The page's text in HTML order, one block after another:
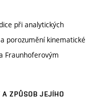
při analytických
porozumění kinematické
Fraunhoferovým
A ZPŮSOB JEJÍHO